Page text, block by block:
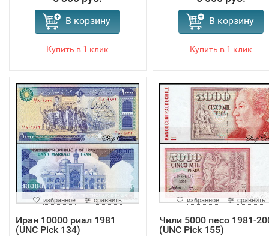
В корзину В корзину
избранное сравнить
Иран 10000 риал 1981
(UNC Pick 134)
избранное сравнить
Чили 5000 песо 1981-
(UNC Pick 155)